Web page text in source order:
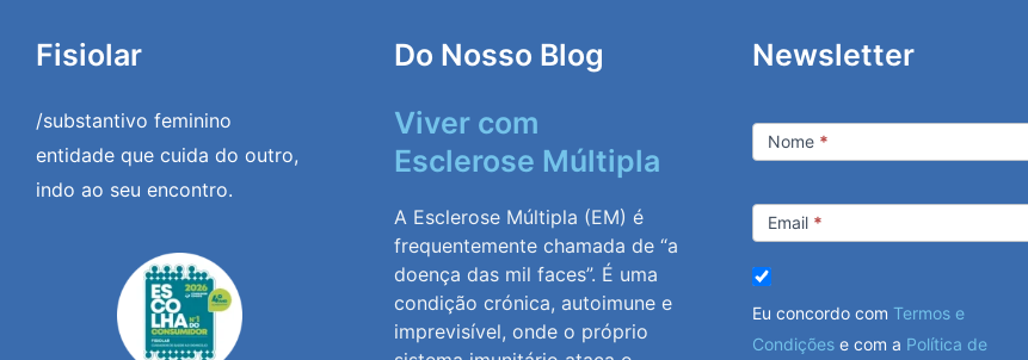
Fisiolar
/substantivo feminino
entidade que cuida do outro,
indo ao seu encontro.
Do Nosso Blog
Viver com
Esclerose Múltipla
A Esclerose Múltipla (EM) é
frequentemente chamada de “a
doença das mil faces”. É uma
condição crónica, autoimune e
imprevisível, onde o próprio
Newsletter
Newsletter
Nome *
Email *
Eu concordo com Termos e
Condições e com a Política de